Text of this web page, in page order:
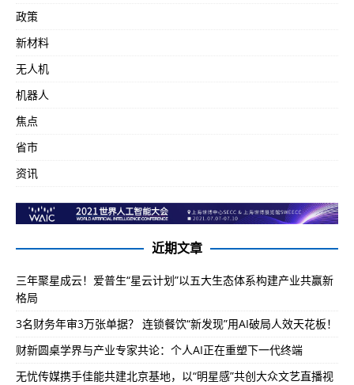
政策
新材料
无人机
机器人
焦点
省市
资讯
近期文章
三年聚星成云！爱普生“星云计划”以五大生态体系构建产业共赢新
格局
3名财务年审3万张单据？ 连锁餐饮“新发现”用AI破局人效天花板！
财新圆桌学界与产业专家共论：个人AI正在重塑下一代终端
无忧传媒携手佳能共建北京基地，以“明星感”共创大众文艺直播视